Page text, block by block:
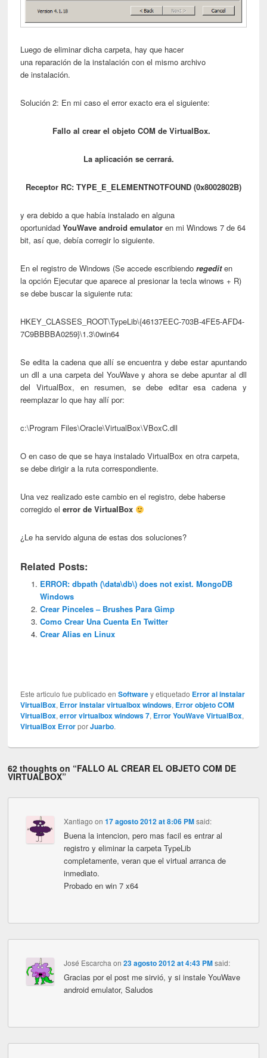
Luego de eliminar dicha carpeta, hay que hacer
una reparación de la instalación con el mismo archivo
de instalación.
Solución 2: En mi caso el error exacto era el siguiente:
Fallo al crear el objeto COM de VirtualBox.
La aplicación se cerrará.
Receptor RC: TYPE_E_ELEMENTNOTFOUND (0x8002802B)
y era debido a que había instalado en alguna
oportunidadYouWave android emulator en mi Windows 7 de 64
bit, así que, debía corregir lo siguiente.
En el registro de Windows (Se accede escribiendoregedit en
la opción Ejecutar que aparece al presionar la tecla winows + R)
se debe buscar la siguiente ruta:
HKEY_CLASSES_ROOT\TypeLib\{46137EEC-703B-4FE5-AFD4-
7C9BBBBA0259}\1.3\0win64
Se edita la cadena que allí se encuentra y debe estar apuntando
un dll a una carpeta del YouWave y ahora se debe apuntar al dll
del VirtualBox, en resumen, se debe editar esa cadena y
reemplazar lo que hay allí por:
c:\Program Files\Oracle\VirtualBox\VBoxC.dll
O en caso de que se haya instalado VirtualBox en otra carpeta,
se debe dirigir a la ruta correspondiente.
Una vez realizado este cambio en el registro, debe haberse
corregido elerror de VirtualBox
¿Le ha servido alguna de estas dos soluciones?
Related Posts:
ERROR: dbpath (\data\db\) does not exist. MongoDB
Windows
Crear Pinceles – Brushes Para Gimp
Como Crear Una Cuenta En Twitter
Crear Alias en Linux
Este articulo fue publicado enSoftwarey etiquetado Error al instalar
VirtualBox, Error instalar virtualbox windows, Error objeto COM
VirtualBox,error virtualbox windows 7, Error YouWave VirtualBox,
VirtualBox ErrorporJuarbo.
62 thoughts on “FALLO AL CREAR EL OBJETO COM DE
VIRTUALBOX”
Xantiago on 17 agosto 2012 at 8:06 PM said:
Buena la intencion, pero mas facil es entrar al
registro y eliminar la carpeta TypeLib
completamente, veran que el virtual arranca de
inmediato.
Probado en win 7 x64
José Escarcha on 23 agosto 2012 at 4:43 PM said:
Gracias por el post me sirvió, y si instale YouWave
android emulator, Saludos